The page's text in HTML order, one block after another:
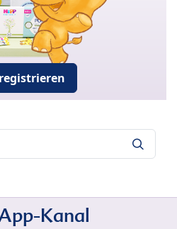
Kanal